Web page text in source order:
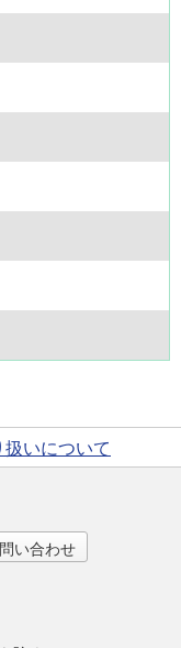
いについて
い合わせ